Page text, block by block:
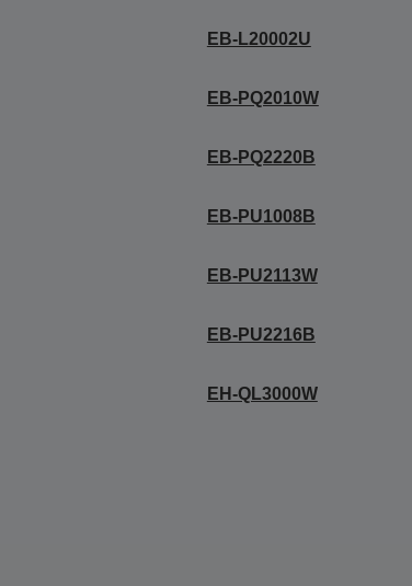
EB-L20002U
EB-PQ2010W
EB-PQ2220B
EB-PU1008B
EB-PU2113W
EB-PU2216B
EH-QL3000W